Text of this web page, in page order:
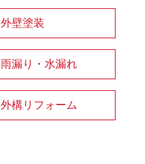
外壁塗装
雨漏り・水漏れ
外構リフォーム